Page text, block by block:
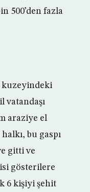
500’den fazla
kuzeyindeki
vatandaşı
araziye el
bu gaspı
gitti ve
gösterilere
6 kişiyi şehit